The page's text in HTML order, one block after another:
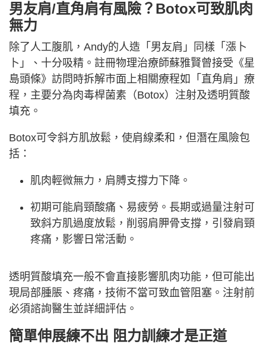
男友肩/直角肩有風險？ Botox可致肌肉
無力
除了人工腹肌，Andy的人造「男友肩」同樣「漲卜
卜」、十分吸精。註冊物理治療師蘇雅賢曾接受《星
島頭條》訪問時拆解市面上相關療程如「直角肩」療
程，主要分為肉毒桿菌素（Botox）注射及透明質酸
填充。
Botox可令斜方肌放鬆，使肩線柔和，但潛在風險包
括：
肌肉輕微無力，肩膊支撐力下降。
初期可能肩頸酸痛、易疲勞。長期或過量注射可
致斜方肌過度放鬆，削弱肩胛骨支撐，引發肩頸
疼痛，影響日常活動。
透明質酸填充一般不會直接影響肌肉功能，但可能出
現局部腫脹、疼痛，技術不當可致血管阻塞。注射前
必須諮詢醫生並詳細評估。
簡單伸展練不出 阻力訓練才是正道